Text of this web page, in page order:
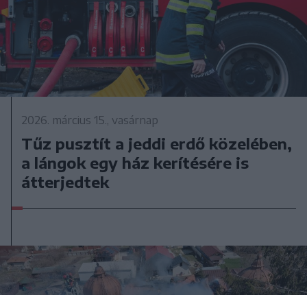
2026. március 15., vasárnap
Tűz pusztít a jeddi erdő közelében,
a lángok egy ház kerítésére is
átterjedtek